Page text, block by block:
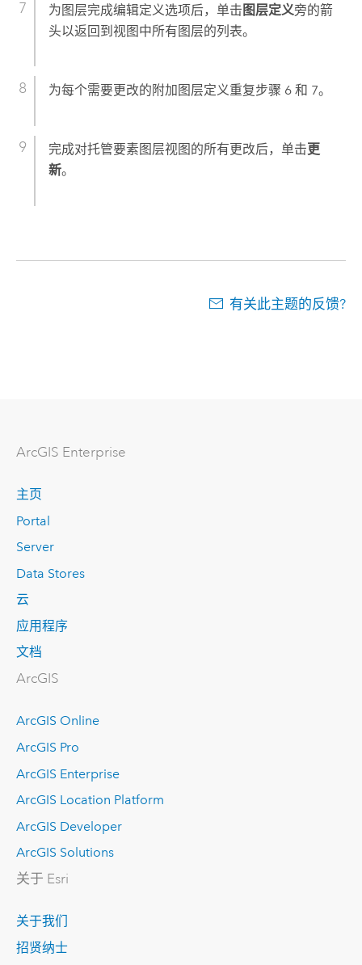
为图层完成编辑定义选项后，单击 图层定义旁的箭
头以返回到视图中所有图层的列表。
为每个需要更改的附加图层定义重复步骤 6 和 7。
完成对托管要素图层视图的所有更改后，单击更
新。
有关此主题的反馈?
ArcGIS Enterprise
主页
Portal
Server
Data Stores
云
应用程序
文档
ArcGIS
ArcGIS Online
ArcGIS Pro
ArcGIS Enterprise
ArcGIS Location Platform
ArcGIS Developer
ArcGIS Solutions
关于 Esri
关于我们
招贤纳士